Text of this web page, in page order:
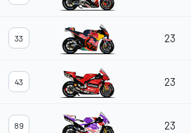
33 23
43 23
89 23